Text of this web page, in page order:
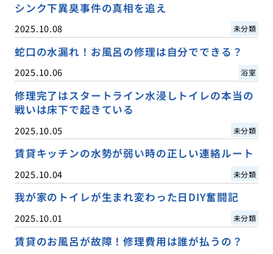
シンク下異臭事件の真相を追え
2025.10.08 未分類
蛇口の水漏れ！お風呂の修理は自分でできる？
2025.10.06 浴室
修理完了はスタートライン水浸しトイレの本当の
戦いは床下で起きている
2025.10.05 未分類
賃貸キッチンの水勢が弱い時の正しい連絡ルート
2025.10.04 未分類
我が家のトイレが生まれ変わった日DIY奮闘記
2025.10.01 未分類
賃貸のお風呂が故障！修理費用は誰が払うの？